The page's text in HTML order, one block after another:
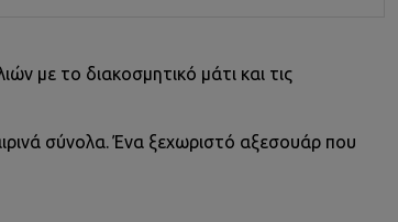
με το διακοσμητικό μάτι και τις
σύνολα. Ένα ξεχωριστό αξεσουάρ που